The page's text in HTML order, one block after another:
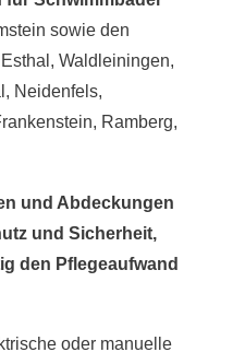
sowie den
Waldleiningen,
Neidenfels,
Ramberg,
und Abdeckungen
und Sicherheit,
den Pflegeaufwand
oder manuelle